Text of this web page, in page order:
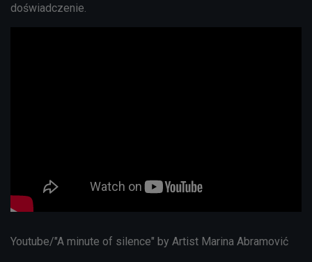
doświadczenie.
Youtube/"A minute of silence" by Artist Marina Abramović